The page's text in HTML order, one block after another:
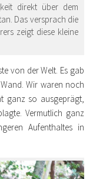
direkt über dem
Das versprach die
zeigt diese kleine
von der Welt. Es gab
Wir waren noch
ganz so ausgeprägt,
Vermutlich ganz
Aufenthaltes in